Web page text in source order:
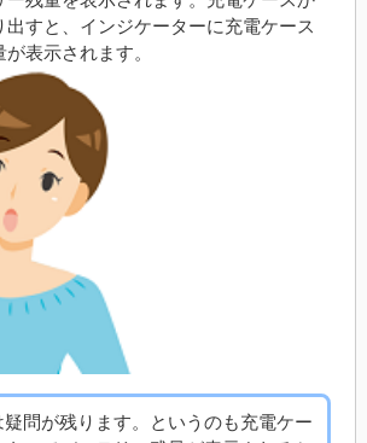
出すと、インジケーターに充電ケース
表示されます。
疑問が残ります。というのも充電ケー